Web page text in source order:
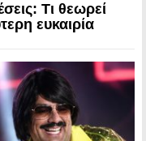
Τι θεωρεί
ευκαιρία